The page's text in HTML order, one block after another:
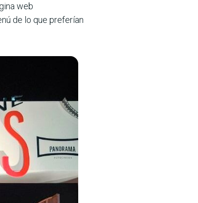
web
de lo que preferían